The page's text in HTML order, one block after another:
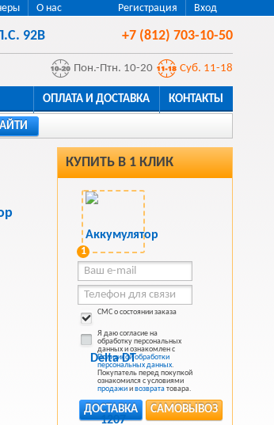
Регистрация Вход
О нас
92В +7 (812) 703-10-50
Пон.-Птн. 10-20 Суб. 11-18
ОПЛАТА И ДОСТАВКА КОНТАКТЫ
КУПИТЬ В 1 КЛИК
1
СМС о состоянии заказа
Я даю согласие на
обработку персональных
данных и ознакомлен с
Политикой обработки
персональных данных.
Покупатель перед покупкой
ознакомился с условиями
продажиивозврататовара.
САМОВЫВОЗ
ДОСТАВКА